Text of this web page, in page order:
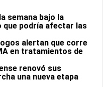
semana bajo la
que podría afectar las
alertan que corre
en tratamientos de
renovó sus
una nueva etapa